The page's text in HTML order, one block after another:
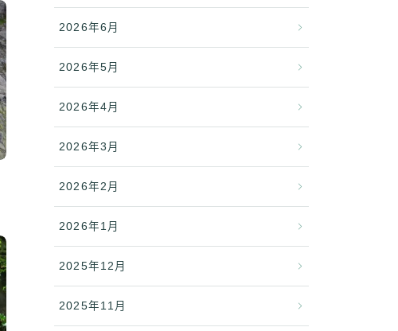
2026年6月
2026年5月
2026年4月
2026年3月
2026年2月
2026年1月
2025年12月
2025年11月